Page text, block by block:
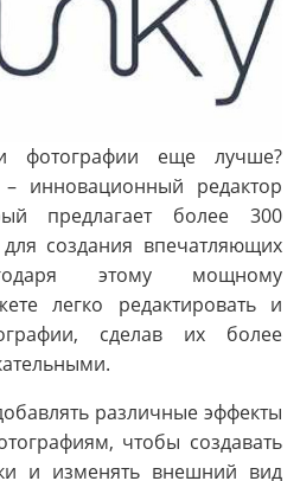
фотографии еще лучше?
– инновационный редактор
предлагает более 300
создания впечатляющих
этому мощному
легко редактировать и
сделав их более
различные эффекты
чтобы создавать
и изменять внешний вид